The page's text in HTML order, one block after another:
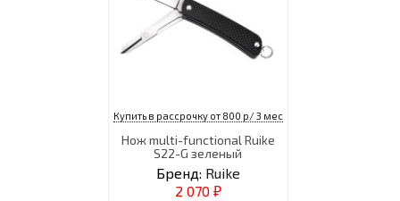
Купить в рассрочку от 800 р/ 3 мес
Нож multi-functional Ruike
S22-G зеленый
Бренд: Ruike
2 070 ₽